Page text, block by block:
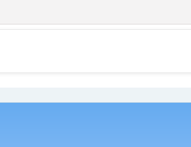
💕